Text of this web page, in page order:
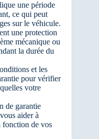
une période
ce qui peut
sur le véhicule.
une protection
mécanique ou
la durée du
et les
pour vérifier
votre
de garantie
aider à
fonction de vos